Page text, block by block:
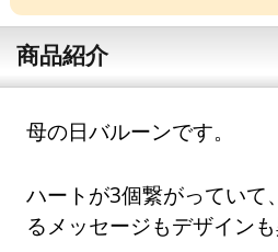
商品紹介
母の日バルーンです。
ハートが3個繋がっていて
るメッセージもデザインも